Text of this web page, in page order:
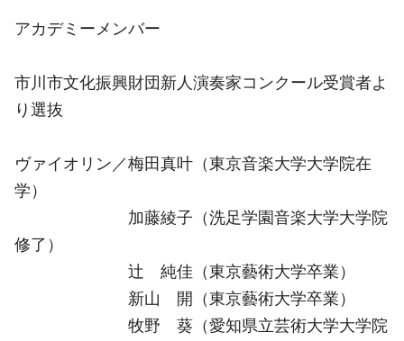
アカデミーメンバー
市川市文化振興財団新人演奏家コンクール受賞者よ
り選抜
ヴァイオリン／梅田真叶（東京音楽大学大学院在
学）
加藤綾子（洗足学園音楽大学大学院
修了）
辻 純佳（東京藝術大学卒業）
新山 開（東京藝術大学卒業）
牧野 葵（愛知県立芸術大学大学院